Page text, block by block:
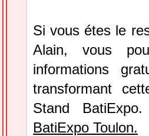
Si vous étes le
Alain, vous
informations
transformant
Stand BatiExpo.
BatiExpo Toulon.